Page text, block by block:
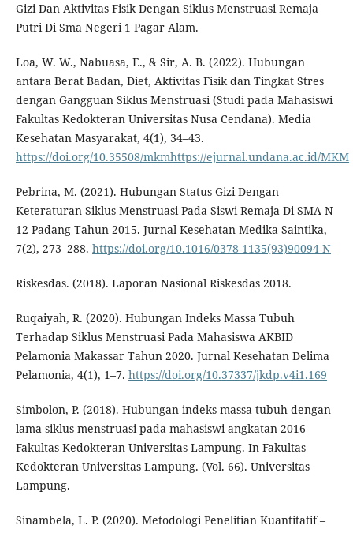
Gizi Dan Aktivitas Fisik Dengan Siklus Menstruasi Remaja
Putri Di Sma Negeri 1 Pagar Alam.
Loa, W. W., Nabuasa, E., & Sir, A. B. (2022). Hubungan
antara Berat Badan, Diet, Aktivitas Fisik dan Tingkat Stres
dengan Gangguan Siklus Menstruasi (Studi pada Mahasiswi
Fakultas Kedokteran Universitas Nusa Cendana). Media
Kesehatan Masyarakat, 4(1), 34–43.
https://doi.org/10.35508/mkmhttps://ejurnal.undana.ac.id/MKM
Pebrina, M. (2021). Hubungan Status Gizi Dengan
Keteraturan Siklus Menstruasi Pada Siswi Remaja Di SMA N
12 Padang Tahun 2015. Jurnal Kesehatan Medika Saintika,
7(2), 273–288. https://doi.org/10.1016/0378-1135(93)90094-N
Riskesdas. (2018). Laporan Nasional Riskesdas 2018.
Ruqaiyah, R. (2020). Hubungan Indeks Massa Tubuh
Terhadap Siklus Menstruasi Pada Mahasiswa AKBID
Pelamonia Makassar Tahun 2020. Jurnal Kesehatan Delima
Pelamonia, 4(1), 1–7. https://doi.org/10.37337/jkdp.v4i1.169
Simbolon, P. (2018). Hubungan indeks massa tubuh dengan
lama siklus menstruasi pada mahasiswi angkatan 2016
Fakultas Kedokteran Universitas Lampung. In Fakultas
Kedokteran Universitas Lampung. (Vol. 66). Universitas
Lampung.
Sinambela, L. P. (2020). Metodologi Penelitian Kuantitatif –